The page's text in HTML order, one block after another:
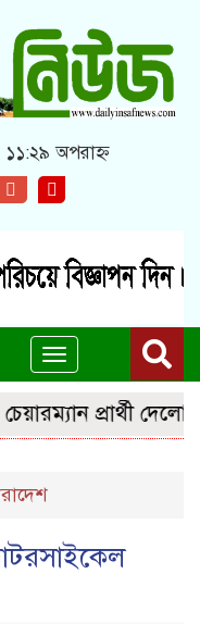
অপরাহ্ন
Toggle
navigation
প্রার্থী